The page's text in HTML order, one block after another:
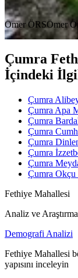
Ömer ÖRSÖmer
Çumra
İçindeki
Çumra
Çumra Apa
Çumra
Çumra
Çumra
Çumra
Çumra
Çumra Okçu
Fethiye Mahallesi
Analiz ve
Demografi Analizi
Fethiye Mahallesi
yapısını inceleyin